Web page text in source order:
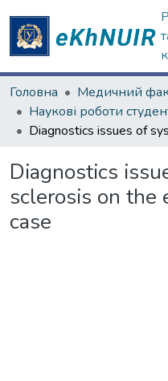
Головна
Медичний
Diagnostics
sclerosis on the
case